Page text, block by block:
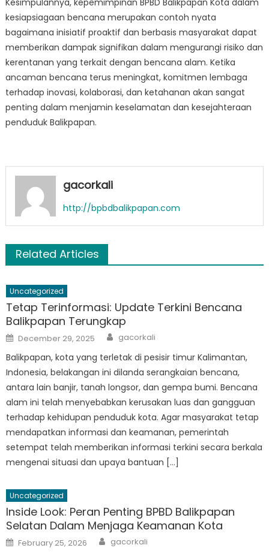
Kesimpulannya, kepemimpinan BPBD Balikpapan Kota dalam
kesiapsiagaan bencana merupakan contoh nyata
bagaimana inisiatif proaktif dan berbasis masyarakat dapat
memberikan dampak signifikan dalam mengurangi risiko dan
kerentanan yang terkait dengan bencana alam. Ketika
ancaman bencana terus meningkat, komitmen lembaga
terhadap inovasi, kolaborasi, dan ketahanan akan sangat
penting dalam menjamin keselamatan dan kesejahteraan
penduduk Balikpapan.
gacorkali
http://bpbdbalikpapan.com
Related Articles
Uncategorized
Tetap Terinformasi: Update Terkini Bencana
Balikpapan Terungkap
Posted
on
December 29, 2025 Author
gacorkali
Balikpapan, kota yang terletak di pesisir timur Kalimantan,
Indonesia, belakangan ini dilanda serangkaian bencana,
antara lain banjir, tanah longsor, dan gempa bumi. Bencana
alam ini telah menyebabkan kerusakan luas dan gangguan
terhadap kehidupan penduduk kota. Agar masyarakat tetap
mendapatkan informasi dan keamanan, pemerintah
setempat telah memberikan informasi terkini secara berkala
mengenai situasi dan upaya bantuan […]
Uncategorized
Inside Look: Peran Penting BPBD Balikpapan
Selatan Dalam Menjaga Keamanan Kota
Posted
on
February 25, 2026 Author
gacorkali